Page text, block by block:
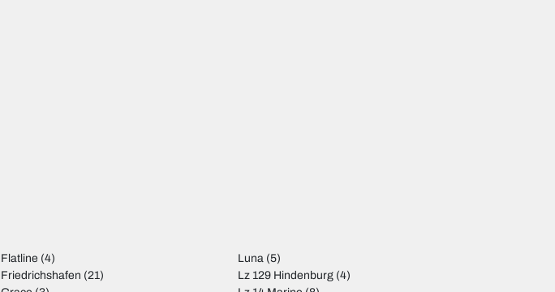
Flatline (4)
Friedrichshafen (21)
Luna (5)
Lz 129 Hindenburg (4)